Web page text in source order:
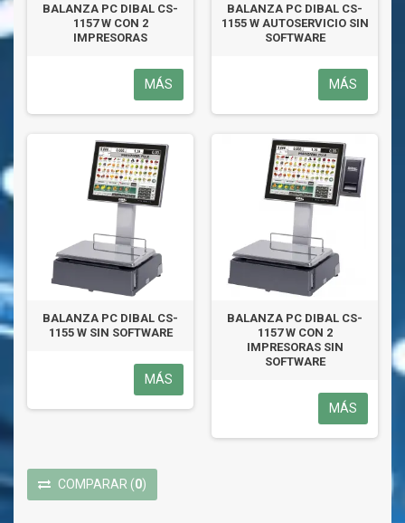
BALANZA PC DIBAL CS-
1157 W CON 2
IMPRESORAS
MÁS
BALANZA PC DIBAL CS-
1155 W AUTOSERVICIO SIN
SOFTWARE
MÁS
BALANZA PC DIBAL CS-
1155 W SIN SOFTWARE
MÁS
BALANZA PC DIBAL CS-
1157 W CON 2
IMPRESORAS SIN
SOFTWARE
MÁS
COMPARAR (0)